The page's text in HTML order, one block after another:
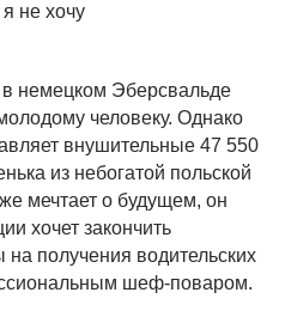
не хочу
немецком Эберсвальде
человеку. Однако
внушительные 47 550
из небогатой польской
мечтает о будущем, он
хочет закончить
на получения водительских
шеф-поваром.